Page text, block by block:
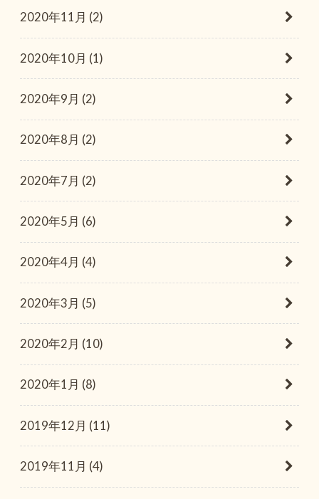
2020年11月 (2)
2020年10月 (1)
2020年9月 (2)
2020年8月 (2)
2020年7月 (2)
2020年5月 (6)
2020年4月 (4)
2020年3月 (5)
2020年2月 (10)
2020年1月 (8)
2019年12月 (11)
2019年11月 (4)